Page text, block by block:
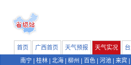
首页 广西首页 天气预报 天气实况
南宁
桂林 北海 柳州 百色 河池 来宾